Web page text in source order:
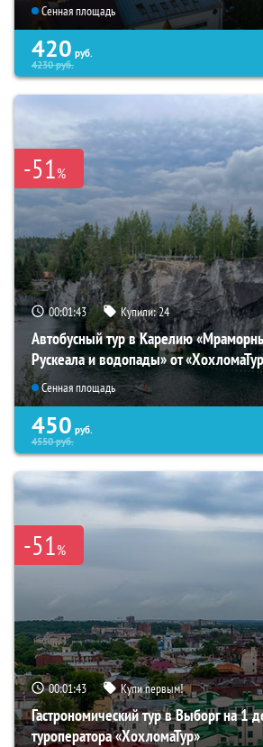
Сенная площадь
420 руб.
4230руб.
-51%
00:01:42 Купили:24
Автобусный тур в Карелию
Рускеала и водопады» от
Сенная площадь
450 руб.
4550руб.
-51%
00:01:42 Купи первым!
Гастрономический тур в Выборг на 1
туроператора «ХохломаТур»